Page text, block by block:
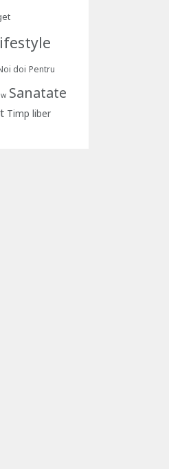
doi Pentru
Sanatate
Timp liber